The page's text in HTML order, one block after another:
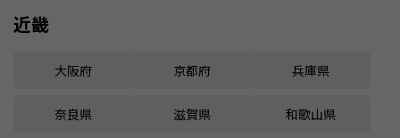
近畿
大阪府 京都府 兵庫県
奈良県 滋賀県 和歌山県